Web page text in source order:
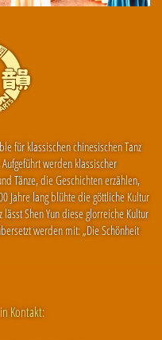
für klassischen chinesischen Tanz
werden klassischer
Tänze, die Geschichten erzählen,
Jahre lang blühte die göttliche Kultur
Shen Yun diese glorreiche Kultur
werden mit: „Die Schönheit
Kontakt: